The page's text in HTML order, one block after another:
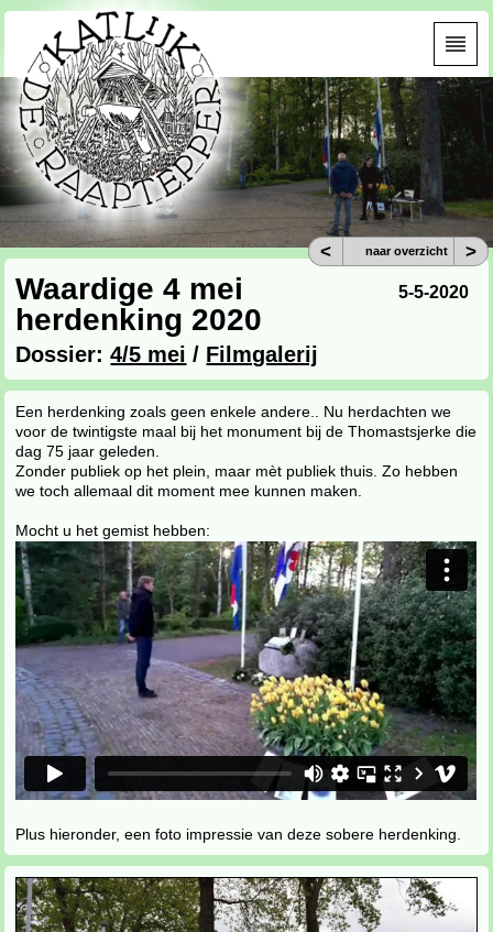
5-5-2020
Waardige 4 mei
herdenking 2020
Dossier:4/5 mei / Filmgalerij
Een herdenking zoals geen enkele andere.. Nu herdachten we
voor de twintigste maal bij het monument bij de Thomastsjerke die
dag 75 jaar geleden.
Zonder publiek op het plein, maar mèt publiek thuis. Zo hebben
we toch allemaal dit moment mee kunnen maken.
Mocht u het gemist hebben:
Plus hieronder, een foto impressie van deze sobere herdenking.
< naar overzicht >